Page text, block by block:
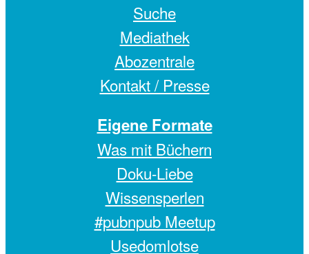
Suche
Mediathek
Abozentrale
Kontakt / Presse
Eigene Formate
Was mit Büchern
Doku-Liebe
Wissensperlen
#pubnpub Meetup
Usedomlotse